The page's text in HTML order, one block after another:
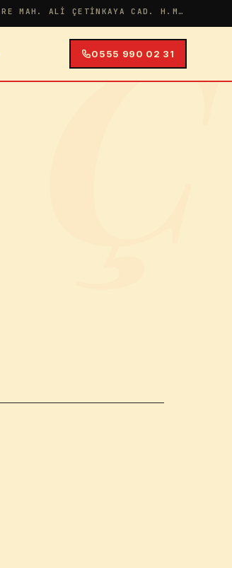
BÜYÜKDERE MAH. ALI ÇETINKAYA CAD. H.MERYEM APT NO:38 İÇ KAPI NO:4
0555 990 02 31
Ç